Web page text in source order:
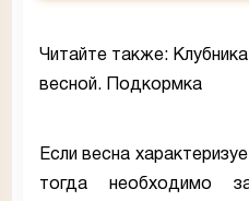
Читайте также:
весной. Подкормка
Если весна
тогда необходимо